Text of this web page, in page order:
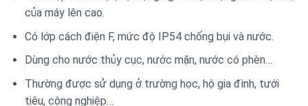
của máy lên cao.
Có lớp cách điện F, mức độ IP54 chống bụi và nước.
Dùng cho nước thủy cục, nước mặn, nước có phèn…
Thường được sử dụng ở trường học, hộ gia đình, tưới
tiêu, công nghiệp…